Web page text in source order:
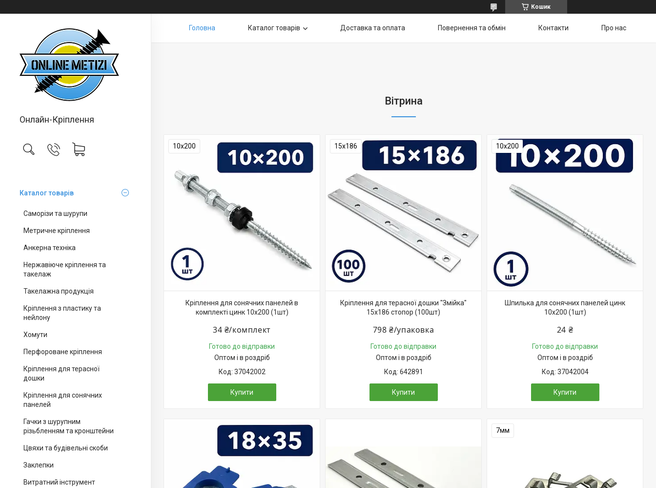
Кошик
Онлайн-Кріплення
Каталог товарів
Саморізи та шурупи
Метричне кріплення
Анкерна техніка
Нержавіюче кріплення та
такелаж
Такелажна продукція
Кріплення з пластику та
нейлону
Хомути
Перфороване кріплення
Кріплення для терасної
дошки
Кріплення для сонячних
панелей
Гачки з шурупним
різьбленням та кронштейни
Цвяхи та будівельні скоби
Заклепки
Витратний інструмент
Головна Каталог товарів Доставка та оплата Повернення та обмін Контакти Про нас
Вітрина
10х200
Кріплення для сонячних панелей в
комплекті цинк 10х200 (1шт)
34 ₴/комплект
Готово до відправки
Оптом і в роздріб
37042002
Купити
15х186
Кріплення для терасної дошки "Змійка"
15х186 стопор (100шт)
798 ₴/упаковка
Готово до відправки
Оптом і в роздріб
642891
Купити
10х200
Шпилька для сонячних панелей цинк
10х200 (1шт)
24 ₴
Готово до відправки
Оптом і в роздріб
37042004
Купити
7мм